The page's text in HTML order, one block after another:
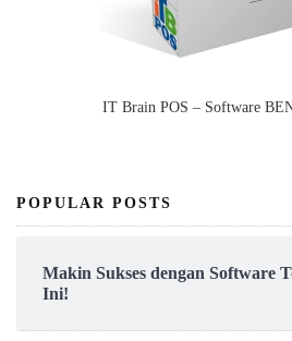
IT Brain POS – Software
POPULAR POSTS
Makin Sukses dengan Software
Ini!